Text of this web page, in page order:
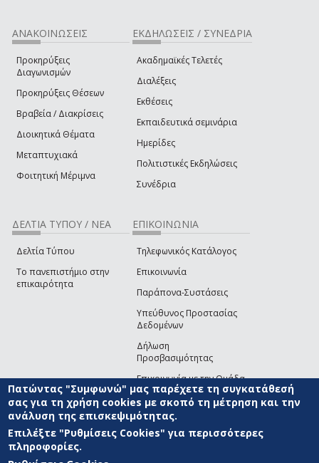
ΑΝΑΚΟΙΝΩΣΕΙΣ
Προκηρύξεις
Διαγωνισμών
Προκηρύξεις Θέσεων
Βραβεία / Διακρίσεις
Διοικητικά Θέματα
Μεταπτυχιακά
Φοιτητική Μέριμνα
ΕΚΔΗΛΩΣΕΙΣ / ΣΥΝΕΔΡΙΑ
Ακαδημαϊκές Τελετές
Διαλέξεις
Εκθέσεις
Εκπαιδευτικά σεμινάρια
Ημερίδες
Πολιτιστικές Εκδηλώσεις
Συνέδρια
ΔΕΛΤΙΑ ΤΥΠΟΥ / ΝΕΑ
Δελτία Τύπου
Το πανεπιστήμιο στην
επικαιρότητα
ΕΠΙΚΟΙΝΩΝΙΑ
Τηλεφωνικός Κατάλογος
Επικοινωνία
Παράπονα-Συστάσεις
Υπεύθυνος Προστασίας
Δεδομένων
Δήλωση
Προσβασιμότητας
Επικοινωνία με την Ομάδα
Ανάπτυξης του site(link sends e-mail)
© ΠΑΝΕΠΙΣΤΗΜΙΟ ΑΙΓΑΙΟΥ ΟΡΟΙ ΧΡΗΣΗΣ
ΑΝΑΠΤΥΞΗΣ
Πατώντας "Συμφωνώ" μας παρέχετε τη συγκατάθεσή
σας για τη χρήση cookies με σκοπό τη μέτρηση και την
ανάλυση της επισκεψιμότητας.
Επιλέξτε "Ρυθμίσεις Cookies" για περισσότερες
πληροφορίες.